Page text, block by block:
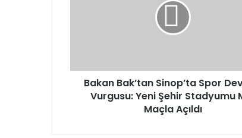
Stadyumu
Maçla
Bakan Bak’tan Sinop’ta Spor
Vurgusu: Yeni Şehir Stadyumu
Maçla Açıldı